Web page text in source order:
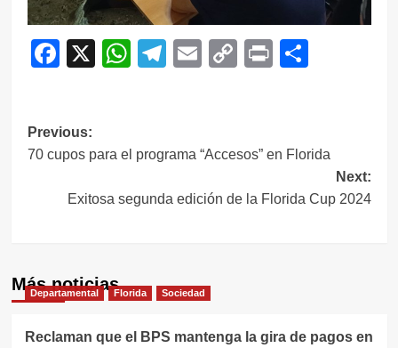
Facebook
X WhatsApp
Telegram
EmailCopy
Print
Navegación
de
entradas
Previous:
70 cupos para el programa “Accesos” en Florida
Next:
Exitosa segunda edición de la Florida Cup 2024
Más noticias
Departamental Florida Sociedad
Reclaman que el BPS mantenga la gira de pagos en